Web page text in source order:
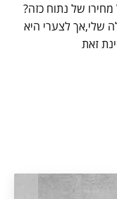
מחירו של נתוח כזה?
שלי,אך לצערי היא
זאת